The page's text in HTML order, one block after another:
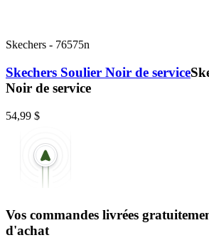
Skechers - 76575n
Skechers Soulier Noir de service
Noir de service
54,99 $
Vos commandes livrées
d'achat